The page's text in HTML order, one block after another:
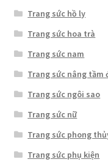
Trang sức hồ ly
Trang sức hoa trà
Trang sức nam
Trang sức nâng tầm
Trang sức ngôi sao
Trang sức nữ
Trang sức phong
Trang sức phụ kiện